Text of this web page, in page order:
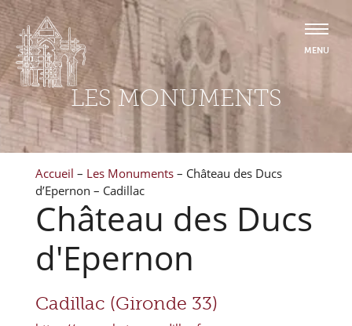
LES MONUMENTS
Accueil – Les Monuments – Château des Ducs
d’Epernon – Cadillac
Château des Ducs
d'Epernon
Cadillac (Gironde 33)